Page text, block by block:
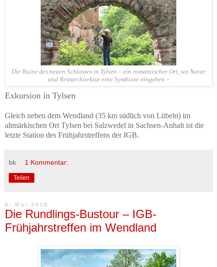
Die Ruine des neuen Schlosses in Tylsen – ein romantischer Ort, wo Natur
und Restarchitektur eine Symbiose eingehen –
Exkursion in Tylsen
Gleich neben dem Wendland (35 km südlich von Lübeln) im
altmärkischen Ort Tylsen bei Salzwedel in Sachsen-Anhalt ist die
letzte Station des Frühjahrstreffens der IGB.
bk 1 Kommentar:
Teilen
8. Mai 2018
Die Rundlings-Bustour – IGB-
Frühjahrstreffen im Wendland